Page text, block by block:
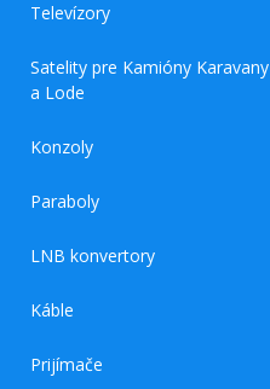
Televízory
Satelity pre Kamióny Karavany
a Lode
Konzoly
Paraboly
LNB konvertory
Káble
Prijímače